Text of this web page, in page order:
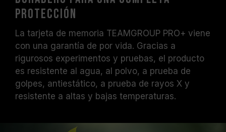
protección
La tarjeta de memoria TEAMGROUP PRO+ viene
con una garantía de por vida. Gracias a
rigurosos experimentos y pruebas, el producto
es resistente al agua, al polvo, a prueba de
golpes, antiestático, a prueba de rayos X y
resistente a altas y bajas temperaturas.